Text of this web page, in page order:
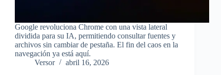
Google revoluciona Chrome con una vista lateral
dividida para su IA, permitiendo consultar fuentes y
archivos sin cambiar de pestaña. El fin del caos en la
navegación ya está aquí.
Versor
abril 16, 2026